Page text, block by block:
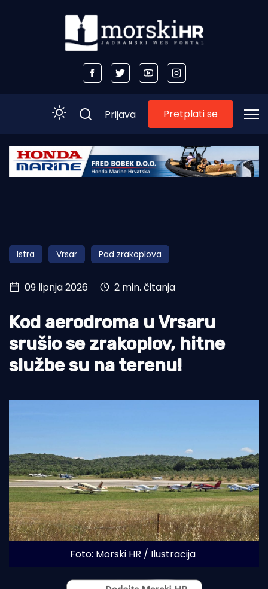
Početna
Obala
Otoci
Turizam i nautika
Pomorstvo
Ribolov
Ekologija
Prijava Pretplati se
Istra Vrsar Pad zrakoplova
09 lipnja 2026 2 min. čitanja
Kod aerodroma u Vrsaru
srušio se zrakoplov, hitne
službe su na terenu!
Foto: Morski HR / Ilustracija